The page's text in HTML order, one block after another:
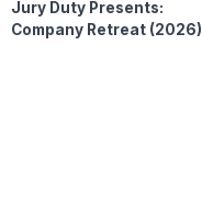
Jury Duty Presents:
Company Retreat (2026)